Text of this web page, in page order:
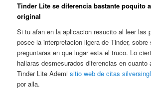
Tinder Lite se diferencia bastante poquito
original
Si tu afan en la aplicacion resucito al leer las
posee la interpretacion ligera de Tinder, sobre
preguntaras en que lugar esta el truco. Lo
hallaras desmesurados diferencias en cuanto
Tinder Lite Ademisitio web de citas
por alla.